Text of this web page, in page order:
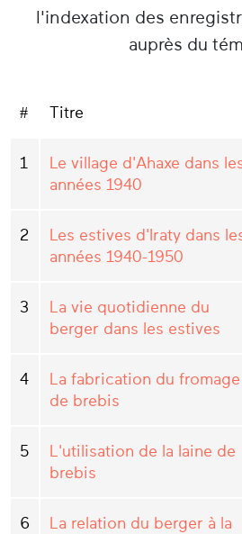
l'indexation des
auprès du
# Titre
1
Le village d'Ahaxe dans
années 1940
2
Les estives d'Iraty dans
années 1940-1950
3
La vie quotidienne du
berger dans les estives
4
La fabrication du fromage
de brebis
5
L'utilisation de la laine de
brebis
6
La relation du berger à la